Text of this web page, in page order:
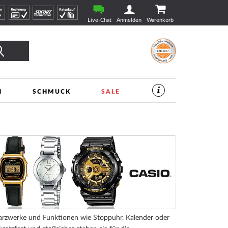
Live-Chat Anmelden Warenkorb
SCHMUCK SALE
SERVICES
IM
TIMESHOP24
und Funktionen wie Stoppuhr, Kalender oder